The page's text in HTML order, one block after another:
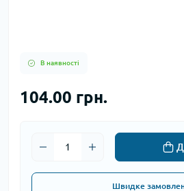
В наявності
104.00 грн.
Швидке